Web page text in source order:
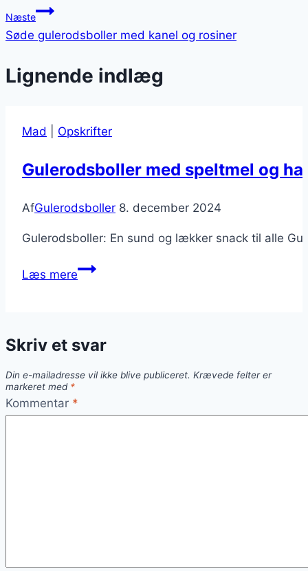
Næste
Søde gulerodsboller med kanel og rosiner
Lignende indlæg
Mad Opskrifter
Gulerodsboller med speltmel og
AfGulerodsboller 8. december 2024
Gulerodsboller: En sund og lækker snack til alle
Læs mereGulerodsboller
havregryn
Skriv et svar
Din e-mailadresse vil ikke blive publiceret. Krævede felter er
markeret med *
Kommentar *